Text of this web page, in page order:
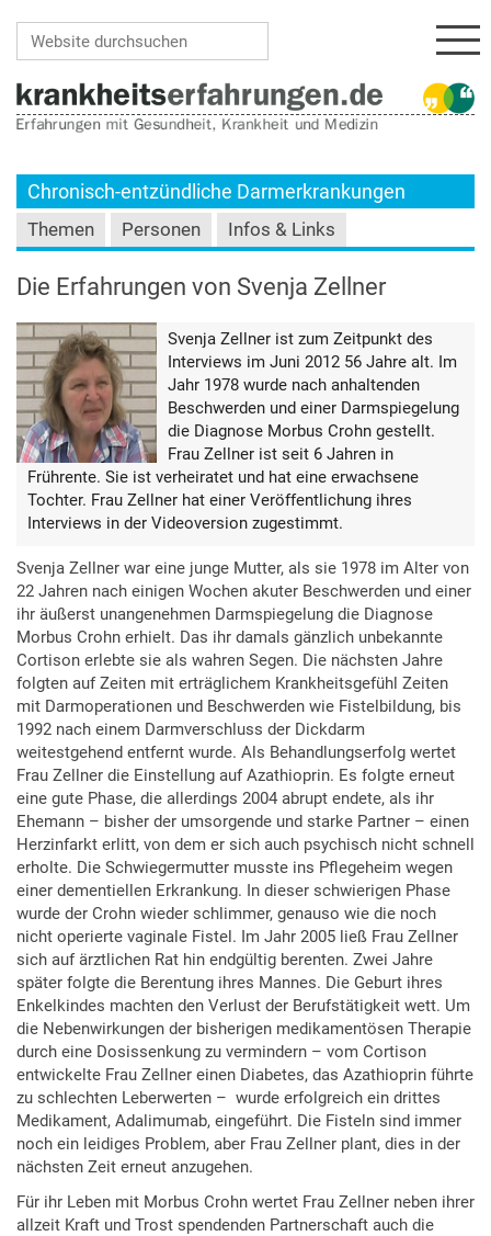
Chronisch-entzündliche Darmerkrankungen
Themen Personen Infos & Links
Die Erfahrungen von Svenja Zellner
Svenja Zellner ist zum Zeitpunkt des
Interviews im Juni 2012 56 Jahre alt. Im
Jahr 1978 wurde nach anhaltenden
Beschwerden und einer Darmspiegelung
die Diagnose Morbus Crohn gestellt.
Frau Zellner ist seit 6 Jahren in
Frührente. Sie ist verheiratet und hat eine erwachsene
Tochter. Frau Zellner hat einer Veröffentlichung ihres
Interviews in der Videoversion zugestimmt.
Svenja Zellner war eine junge Mutter, als sie 1978 im Alter von
22 Jahren nach einigen Wochen akuter Beschwerden und einer
ihr äußerst unangenehmen Darmspiegelung die Diagnose
Morbus Crohn erhielt. Das ihr damals gänzlich unbekannte
Cortison erlebte sie als wahren Segen. Die nächsten Jahre
folgten auf Zeiten mit erträglichem Krankheitsgefühl Zeiten
mit Darmoperationen und Beschwerden wie Fistelbildung, bis
1992 nach einem Darmverschluss der Dickdarm
weitestgehend entfernt wurde. Als Behandlungserfolg wertet
Frau Zellner die Einstellung auf Azathioprin. Es folgte erneut
eine gute Phase, die allerdings 2004 abrupt endete, als ihr
Ehemann – bisher der umsorgende und starke Partner – einen
Herzinfarkt erlitt, von dem er sich auch psychisch nicht schnell
erholte. Die Schwiegermutter musste ins Pflegeheim wegen
einer dementiellen Erkrankung. In dieser schwierigen Phase
wurde der Crohn wieder schlimmer, genauso wie die noch
nicht operierte vaginale Fistel. Im Jahr 2005 ließ Frau Zellner
sich auf ärztlichen Rat hin endgültig berenten. Zwei Jahre
später folgte die Berentung ihres Mannes. Die Geburt ihres
Enkelkindes machten den Verlust der Berufstätigkeit wett. Um
die Nebenwirkungen der bisherigen medikamentösen Therapie
durch eine Dosissenkung zu vermindern – vom Cortison
entwickelte Frau Zellner einen Diabetes, das Azathioprin führte
zu schlechten Leberwerten – wurde erfolgreich ein drittes
Medikament, Adalimumab, eingeführt. Die Fisteln sind immer
noch ein leidiges Problem, aber Frau Zellner plant, dies in der
nächsten Zeit erneut anzugehen.
Für ihr Leben mit Morbus Crohn wertet Frau Zellner neben ihrer
allzeit Kraft und Trost spendenden Partnerschaft auch die